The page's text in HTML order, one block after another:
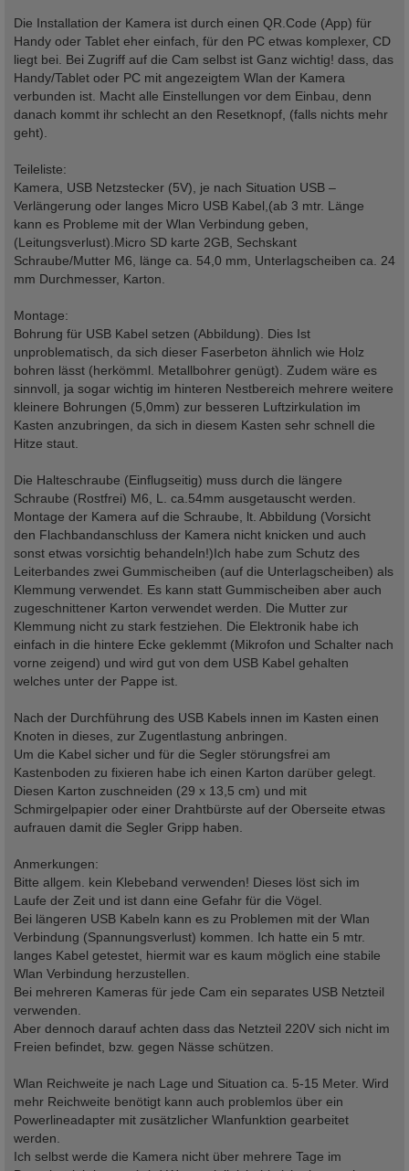
Die Installation der Kamera ist durch einen QR.Code (App) für
Handy oder Tablet eher einfach, für den PC etwas komplexer, CD
liegt bei. Bei Zugriff auf die Cam selbst ist Ganz wichtig! dass, das
Handy/Tablet oder PC mit angezeigtem Wlan der Kamera
verbunden ist. Macht alle Einstellungen vor dem Einbau, denn
danach kommt ihr schlecht an den Resetknopf, (falls nichts mehr
geht).
Teileliste:
Kamera, USB Netzstecker (5V), je nach Situation USB –
Verlängerung oder langes Micro USB Kabel,(ab 3 mtr. Länge
kann es Probleme mit der Wlan Verbindung geben,
(Leitungsverlust).Micro SD karte 2GB, Sechskant
Schraube/Mutter M6, länge ca. 54,0 mm, Unterlagscheiben ca. 24
mm Durchmesser, Karton.
Montage:
Bohrung für USB Kabel setzen (Abbildung). Dies Ist
unproblematisch, da sich dieser Faserbeton ähnlich wie Holz
bohren lässt (herkömml. Metallbohrer genügt). Zudem wäre es
sinnvoll, ja sogar wichtig im hinteren Nestbereich mehrere weitere
kleinere Bohrungen (5,0mm) zur besseren Luftzirkulation im
Kasten anzubringen, da sich in diesem Kasten sehr schnell die
Hitze staut.
Die Halteschraube (Einflugseitig) muss durch die längere
Schraube (Rostfrei) M6, L. ca.54mm ausgetauscht werden.
Montage der Kamera auf die Schraube, lt. Abbildung (Vorsicht
den Flachbandanschluss der Kamera nicht knicken und auch
sonst etwas vorsichtig behandeln!)Ich habe zum Schutz des
Leiterbandes zwei Gummischeiben (auf die Unterlagscheiben) als
Klemmung verwendet. Es kann statt Gummischeiben aber auch
zugeschnittener Karton verwendet werden. Die Mutter zur
Klemmung nicht zu stark festziehen. Die Elektronik habe ich
einfach in die hintere Ecke geklemmt (Mikrofon und Schalter nach
vorne zeigend) und wird gut von dem USB Kabel gehalten
welches unter der Pappe ist.
Nach der Durchführung des USB Kabels innen im Kasten einen
Knoten in dieses, zur Zugentlastung anbringen.
Um die Kabel sicher und für die Segler störungsfrei am
Kastenboden zu fixieren habe ich einen Karton darüber gelegt.
Diesen Karton zuschneiden (29 x 13,5 cm) und mit
Schmirgelpapier oder einer Drahtbürste auf der Oberseite etwas
aufrauen damit die Segler Gripp haben.
Anmerkungen:
Bitte allgem. kein Klebeband verwenden! Dieses löst sich im
Laufe der Zeit und ist dann eine Gefahr für die Vögel.
Bei längeren USB Kabeln kann es zu Problemen mit der Wlan
Verbindung (Spannungsverlust) kommen. Ich hatte ein 5 mtr.
langes Kabel getestet, hiermit war es kaum möglich eine stabile
Wlan Verbindung herzustellen.
Bei mehreren Kameras für jede Cam ein separates USB Netzteil
verwenden.
Aber dennoch darauf achten dass das Netzteil 220V sich nicht im
Freien befindet, bzw. gegen Nässe schützen.
Wlan Reichweite je nach Lage und Situation ca. 5-15 Meter. Wird
mehr Reichweite benötigt kann auch problemlos über ein
Powerlineadapter mit zusätzlicher Wlanfunktion gearbeitet
werden.
Ich selbst werde die Kamera nicht über mehrere Tage im